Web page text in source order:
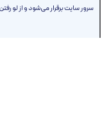
سرور سایت برقرار می‌شود و از لو